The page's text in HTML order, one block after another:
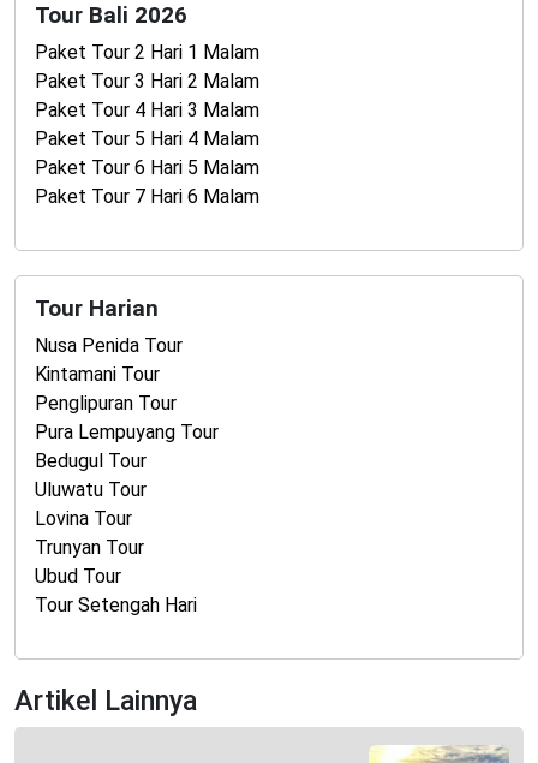
Tour Bali 2026
Paket Tour 2 Hari 1 Malam
Paket Tour 3 Hari 2 Malam
Paket Tour 4 Hari 3 Malam
Paket Tour 5 Hari 4 Malam
Paket Tour 6 Hari 5 Malam
Paket Tour 7 Hari 6 Malam
Tour Harian
Nusa Penida Tour
Kintamani Tour
Penglipuran Tour
Pura Lempuyang Tour
Bedugul Tour
Uluwatu Tour
Lovina Tour
Trunyan Tour
Ubud Tour
Tour Setengah Hari
Artikel Lainnya